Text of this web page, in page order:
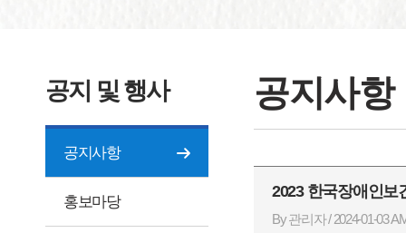
공지 및 행사
공지사항
홍보마당
공지사항
2023 한국장애인보
By 관리자 / 2024-01-03